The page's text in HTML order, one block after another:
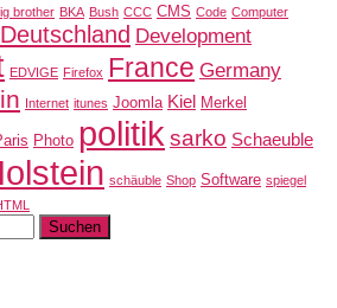
brother BKA Bush CCC CMS Code Computer
Deutschland Development
EDVIGE Firefox France Germany
Internet itunes Joomla Kiel Merkel
Photo politik sarko Schaeuble
schäuble Shop Software spiegel